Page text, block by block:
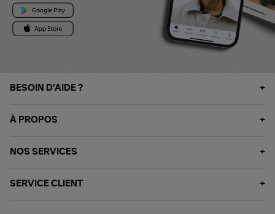
BESOIN D'AIDE ?
À PROPOS
NOS SERVICES
SERVICE CLIENT